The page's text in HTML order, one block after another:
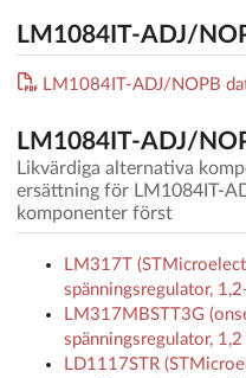
LM1084IT-ADJ/
LM1084IT-ADJ/NOPB
LM1084IT-ADJ/
Likvärdiga alternativa
ersättning för LM1084IT-
komponenter först
LM317T
spänningsregulator,
LM317MBSTT3G
spänningsregulator,
LD1117STR